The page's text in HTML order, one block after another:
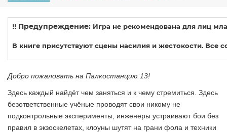
‼️ Предупреждение: Игра не рекомендована для лиц
В книге присутствуют сцены насилия и жестокости. Все
Добро пожаловать на Палкостанцию 13!
Здесь каждый найдёт чем заняться и к чему стремиться. Здесь
безответственные учёные проводят свои никому не
подконтрольные эксперименты, инженеры устраивают бои без
правил в экзоскелетах, клоуны шутят на грани фола и техники